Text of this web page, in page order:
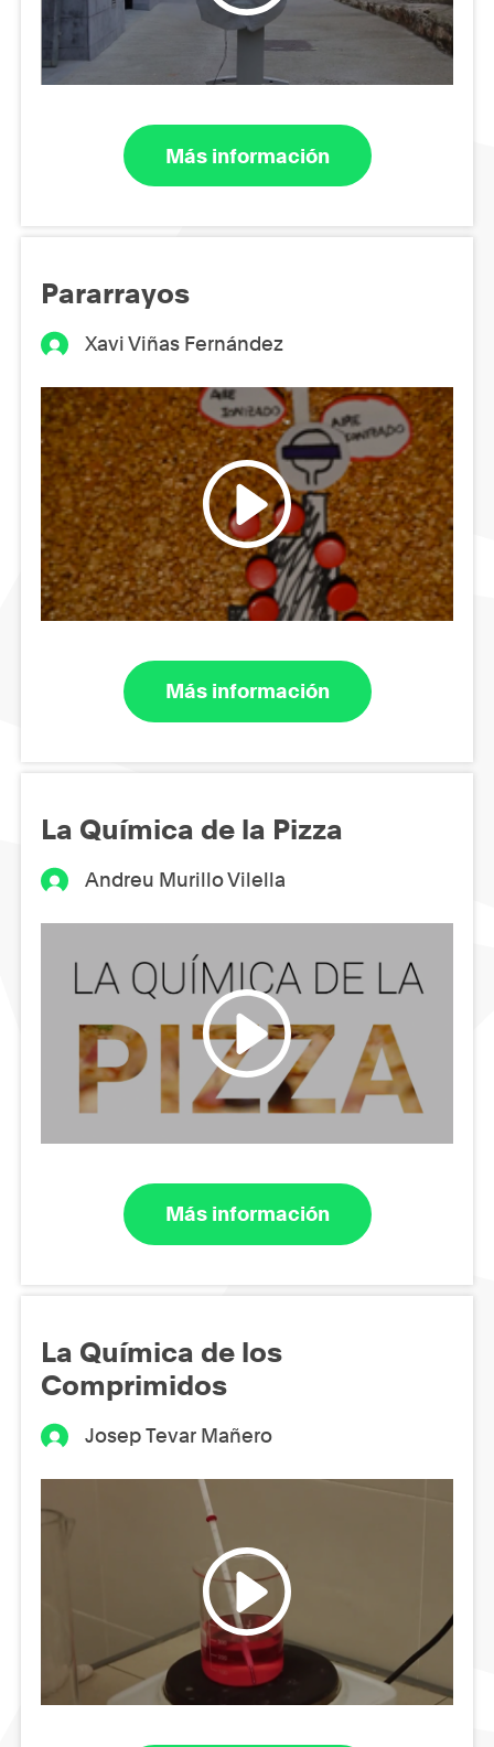
Más información
Pararrayos
Xavi Viñas Fernández
Más información
La Química de la Pizza
Andreu Murillo Vilella
Más información
La Química de los
Comprimidos
Josep Tevar Mañero